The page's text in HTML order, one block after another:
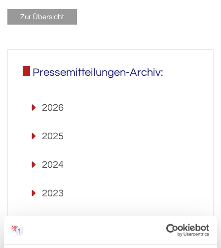
Zur Übersicht
Pressemitteilungen-Archiv:
2026
2025
2024
2023